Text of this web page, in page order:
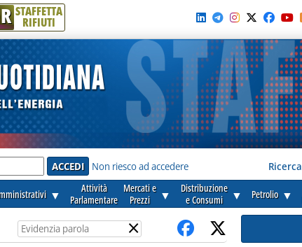
R STAFFETTA
RIFIUTI
Non riesco ad accedere Ricerca
▼
Attività
Parlamentare
Mercati e
Prezzi
▼
Distribuzione
e Consumi
▼ Petrolio ▼
×